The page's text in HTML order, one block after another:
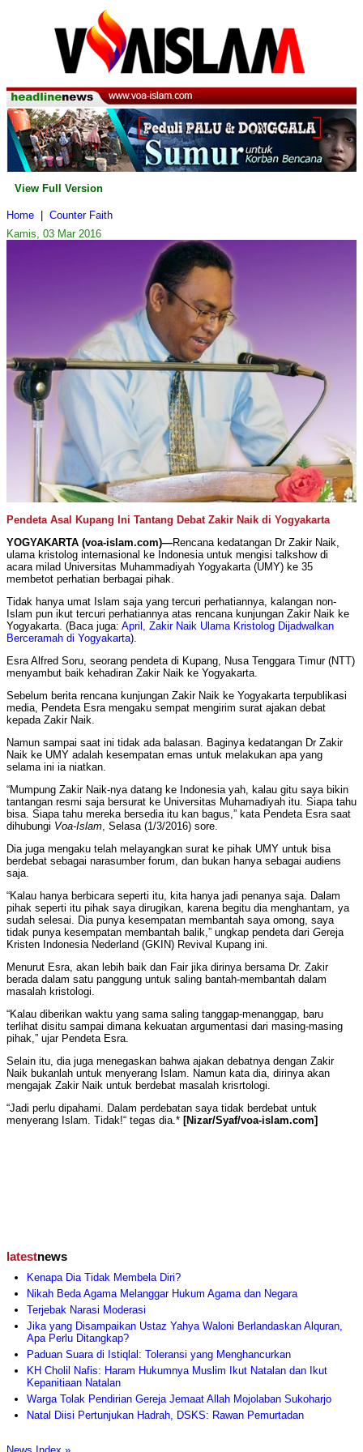
View Full Version
Home
Counter Faith
Kamis, 03 Mar 2016
Pendeta Asal Kupang Ini Tantang Debat Zakir Naik di Yogyakarta
YOGYAKARTA (voa-islam.com)—Rencana kedatangan Dr Zakir Naik,
ulama kristolog internasional ke Indonesia untuk mengisi talkshow di
acara milad Universitas Muhammadiyah Yogyakarta (UMY) ke 35
membetot perhatian berbagai pihak.
Tidak hanya umat Islam saja yang tercuri perhatiannya, kalangan non-
Islam pun ikut tercuri perhatiannya atas rencana kunjungan Zakir Naik ke
Yogyakarta. (Baca juga: April, Zakir Naik Ulama Kristolog Dijadwalkan
Berceramah di Yogyakarta).
Esra Alfred Soru, seorang pendeta di Kupang, Nusa Tenggara Timur (NTT)
menyambut baik kehadiran Zakir Naik ke Yogyakarta.
Sebelum berita rencana kunjungan Zakir Naik ke Yogyakarta terpublikasi
media, Pendeta Esra mengaku sempat mengirim surat ajakan debat
kepada Zakir Naik.
Namun sampai saat ini tidak ada balasan. Baginya kedatangan Dr Zakir
Naik ke UMY adalah kesempatan emas untuk melakukan apa yang
selama ini ia niatkan.
“Mumpung Zakir Naik-nya datang ke Indonesia yah, kalau gitu saya bikin
tantangan resmi saja bersurat ke Universitas Muhamadiyah itu. Siapa tahu
bisa. Siapa tahu mereka bersedia itu kan bagus,” kata Pendeta Esra saat
dihubungi Voa-Islam, Selasa (1/3/2016) sore.
Dia juga mengaku telah melayangkan surat ke pihak UMY untuk bisa
berdebat sebagai narasumber forum, dan bukan hanya sebagai audiens
saja.
“Kalau hanya berbicara seperti itu, kita hanya jadi penanya saja. Dalam
pihak seperti itu pihak saya dirugikan, karena begitu dia menghantam, ya
sudah selesai. Dia punya kesempatan membantah saya omong, saya
tidak punya kesempatan membantah balik,” ungkap pendeta dari Gereja
Kristen Indonesia Nederland (GKIN) Revival Kupang ini.
Menurut Esra, akan lebih baik dan Fair jika dirinya bersama Dr. Zakir
berada dalam satu panggung untuk saling bantah-membantah dalam
masalah kristologi.
“Kalau diberikan waktu yang sama saling tanggap-menanggap, baru
terlihat disitu sampai dimana kekuatan argumentasi dari masing-masing
pihak,” ujar Pendeta Esra.
Selain itu, dia juga menegaskan bahwa ajakan debatnya dengan Zakir
Naik bukanlah untuk menyerang Islam. Namun kata dia, dirinya akan
mengajak Zakir Naik untuk berdebat masalah krisrtologi.
“Jadi perlu dipahami. Dalam perdebatan saya tidak berdebat untuk
menyerang Islam. Tidak!“ tegas dia.* [Nizar/Syaf/voa-islam.com]
latestnews
Kenapa Dia Tidak Membela Diri?
Nikah Beda Agama Melanggar Hukum Agama dan Negara
Terjebak Narasi Moderasi
Jika yang Disampaikan Ustaz Yahya Waloni Berlandaskan Alquran,
Apa Perlu Ditangkap?
Paduan Suara di Istiqlal: Toleransi yang Menghancurkan
KH Cholil Nafis: Haram Hukumnya Muslim Ikut Natalan dan Ikut
Kepanitiaan Natalan
Warga Tolak Pendirian Gereja Jemaat Allah Mojolaban Sukoharjo
Natal Diisi Pertunjukan Hadrah, DSKS: Rawan Pemurtadan